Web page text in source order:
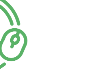
洋過程179次，與上
年，中國沿海海平
高於全球平均值（為
海岸侵蝕、鹹潮入侵
地區社會經濟發展，